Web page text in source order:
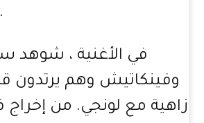
وبوجا هيغدي.
في الأغنية ، شوهد
وفينكاتيش وهم يرتدون
زاهية مع لونجي. من